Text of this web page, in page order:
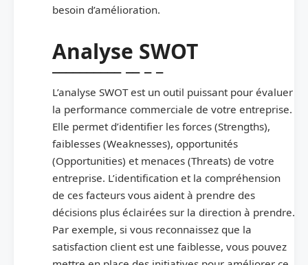
besoin d’amélioration.
Analyse SWOT
L’analyse SWOT est un outil puissant pour évaluer
la performance commerciale de votre entreprise.
Elle permet d’identifier les forces (Strengths),
faiblesses (Weaknesses), opportunités
(Opportunities) et menaces (Threats) de votre
entreprise. L’identification et la compréhension
de ces facteurs vous aident à prendre des
décisions plus éclairées sur la direction à prendre.
Par exemple, si vous reconnaissez que la
satisfaction client est une faiblesse, vous pouvez